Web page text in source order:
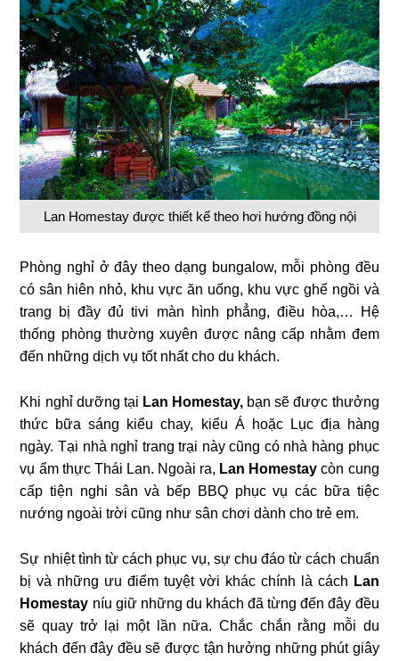
Lan Homestay được thiết kế theo hơi hướng đồng nội
Phòng nghỉ ở đây theo dạng bungalow, mỗi phòng đều
có sân hiên nhỏ, khu vực ăn uống, khu vực ghế ngồi và
trang bị đầy đủ tivi màn hình phẳng, điều hòa,… Hệ
thống phòng thường xuyên được nâng cấp nhằm đem
đến những dịch vụ tốt nhất cho du khách.
Khi nghỉ dưỡng tại Lan Homestay, bạn sẽ được thưởng
thức bữa sáng kiểu chay, kiểu Á hoặc Lục địa hàng
ngày. Tại nhà nghỉ trang trại này cũng có nhà hàng phục
vụ ẩm thực Thái Lan. Ngoài ra, Lan Homestay còn cung
cấp tiện nghi sân và bếp BBQ phục vụ các bữa tiệc
nướng ngoài trời cũng như sân chơi dành cho trẻ em.
Sự nhiệt tình từ cách phục vụ, sự chu đáo từ cách chuẩn
bị và những ưu điểm tuyệt vời khác chính là cách Lan
Homestay níu giữ những du khách đã từng đến đây đều
sẽ quay trở lại một lần nữa. Chắc chắn rằng mỗi du
khách đến đây đều sẽ được tận hưởng những phút giây